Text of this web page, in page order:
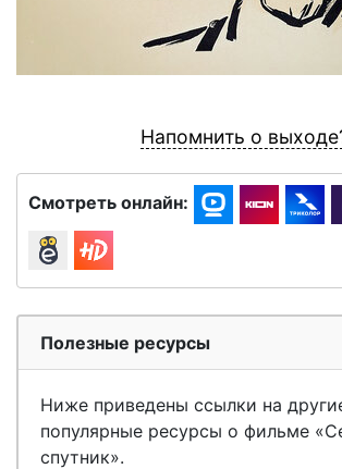
Напомнить о
Смотреть онлайн:
Полезные ресурсы
Ниже приведены ссылки на
популярные ресурсы о фильме
спутник».